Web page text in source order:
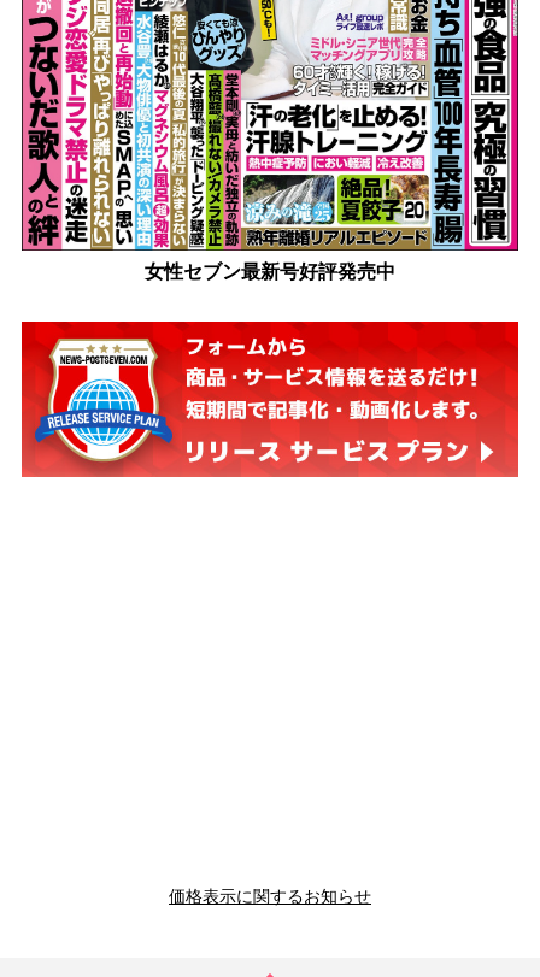
女性セブン最新号好評発売中
価格表示に関するお知らせ